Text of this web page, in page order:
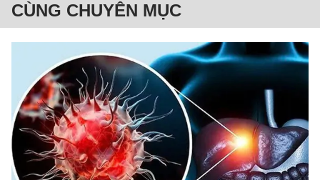
CÙNG CHUYÊN MỤC